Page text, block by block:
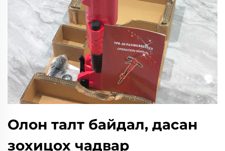
Олон талт байдал, дасан
зохицох чадвар